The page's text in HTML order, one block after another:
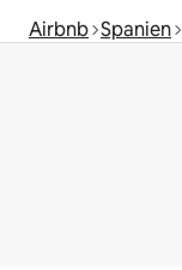
Airbnb Spanien